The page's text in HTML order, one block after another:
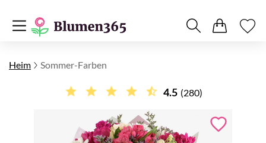
Heim Sommer-Farben
4.5 (280)